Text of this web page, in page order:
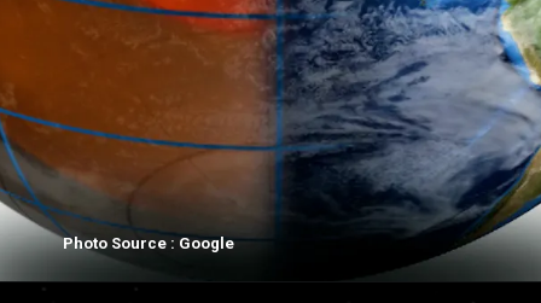
Photo Source : Google